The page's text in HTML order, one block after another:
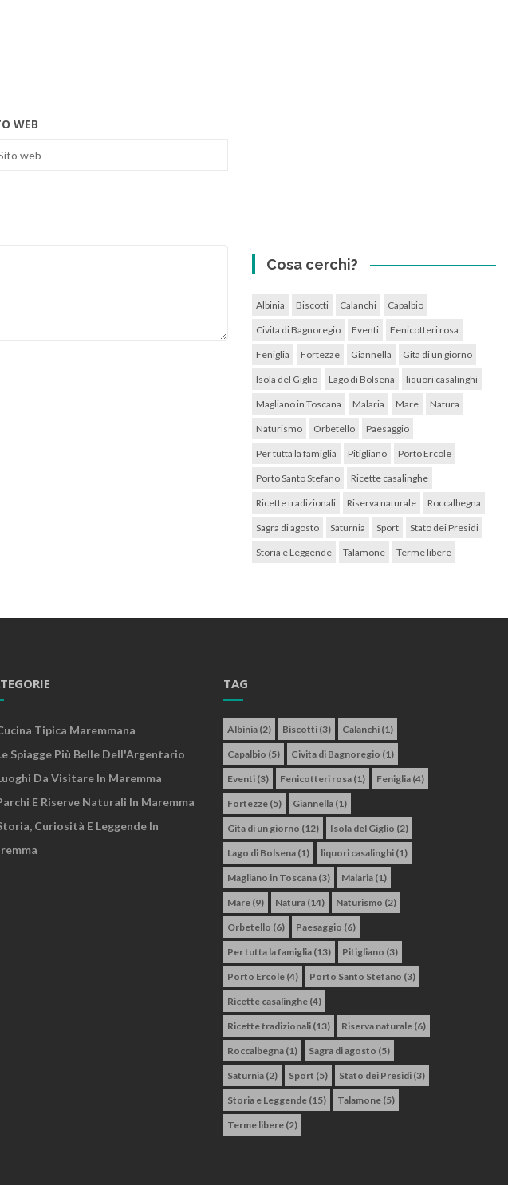
WEB
Cosa cerchi?
Albinia Biscotti Calanchi Capalbio
Civita di Bagnoregio Eventi Fenicotteri rosa
Feniglia Fortezze Giannella Gita di un giorno
Isola del Giglio Lago di Bolsena liquori casalinghi
Magliano in Toscana Malaria Mare Natura
Naturismo Orbetello Paesaggio
Per tutta la famiglia Pitigliano Porto Ercole
Porto Santo Stefano Ricette casalinghe
Ricette tradizionali Riserva naturale Roccalbegna
Sagra di agosto Saturnia Sport Stato dei Presidi
Storia e Leggende Talamone Terme libere
Tipica Maremmana
Spiagge Più Belle Dell'Argentario
Da Visitare In Maremma
E Riserve Naturali In Maremma
Curiosità E Leggende In
TAG
Albinia (2) Biscotti (3) Calanchi (1)
Capalbio (5) Civita di Bagnoregio (1)
Eventi (3) Fenicotteri rosa (1) Feniglia (4)
Fortezze (5) Giannella (1)
Gita di un giorno (12) Isola del Giglio (2)
Lago di Bolsena (1) liquori casalinghi (1)
Magliano in Toscana (3) Malaria (1)
Mare (9) Natura (14) Naturismo (2)
Orbetello (6) Paesaggio (6)
Per tutta la famiglia (13) Pitigliano (3)
Porto Ercole (4) Porto Santo Stefano (3)
Ricette casalinghe (4)
Ricette tradizionali (13) Riserva naturale (6)
Roccalbegna (1) Sagra di agosto (5)
Saturnia (2) Sport (5) Stato dei Presidi (3)
Storia e Leggende (15) Talamone (5)
Terme libere (2)